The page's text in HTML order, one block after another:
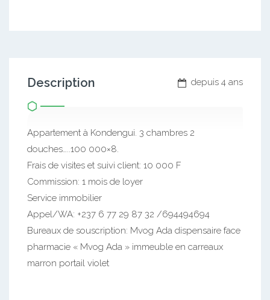
depuis 4 ans
Description
Appartement à Kondengui. 3 chambres 2
douches…..100 000×8.
Frais de visites et suivi client: 10 000 F
Commission: 1 mois de loyer
Service immobilier
Appel/WA: +237 6 77 29 87 32 /694494694
Bureaux de souscription: Mvog Ada dispensaire face
pharmacie « Mvog Ada » immeuble en carreaux
marron portail violet